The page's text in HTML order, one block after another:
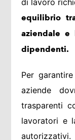
equilibrio
aziendale
dipendenti.
Per
aziende
trasparenti
lavoratori e
autorizzativi.